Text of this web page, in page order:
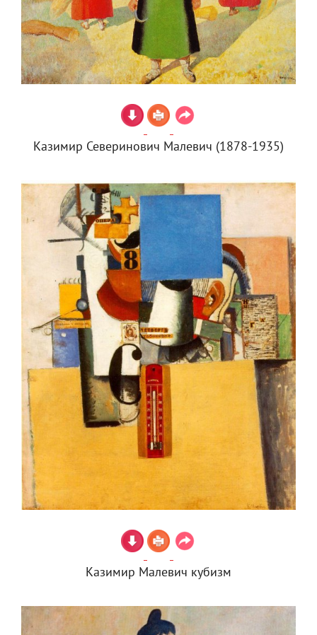
Казимир Северинович Малевич (1878-1935)
Казимир Малевич кубизм